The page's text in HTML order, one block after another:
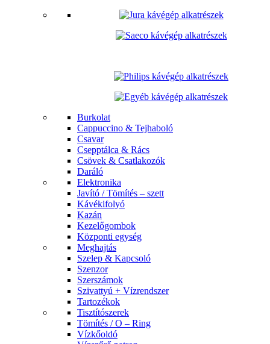
Burkolat
Cappuccino & Tejhaboló
Csavar
Csepptálca & Rács
Csövek & Csatlakozók
Daráló
Elektronika
Javító / Tömítés – szett
Kávékifolyó
Kazán
Kezelőgombok
Központi egység
Meghajtás
Szelep & Kapcsoló
Szenzor
Szerszámok
Szivattyú + Vízrendszer
Tartozékok
Tisztítószerek
Tömítés / O – Ring
Vízkőoldó